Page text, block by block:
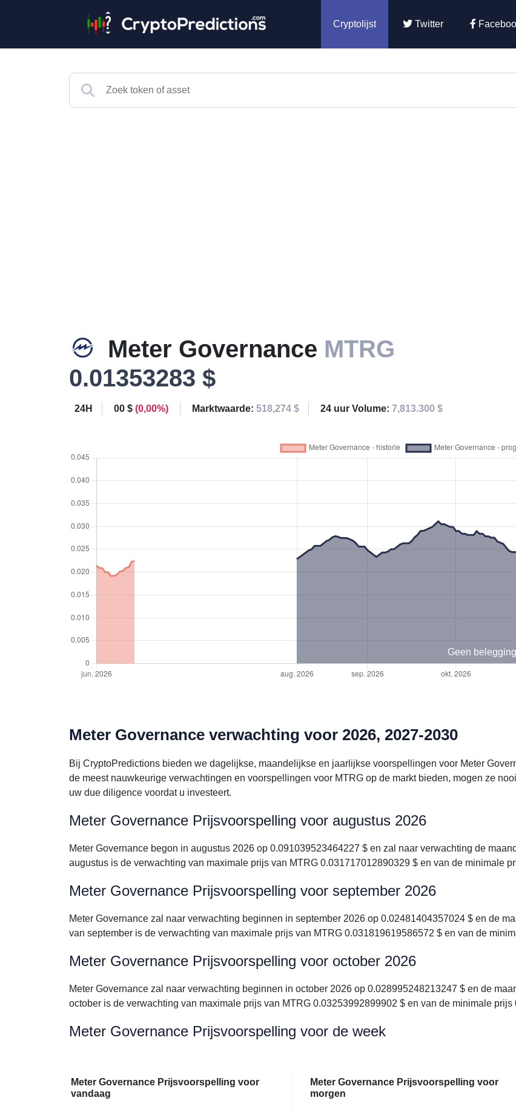
Cryptolijst Twitter
Meter Governance MTRG
0.01353283 $
24H 00 $ (0,00%) Marktwaarde: 518,274 $ 24 uur Volume: 7,813.300 $
Geen
Meter Governance verwachting voor 2026, 2027-2030
Bij CryptoPredictions bieden we dagelijkse, maandelijkse en jaarlijkse voorspellingen voor Meter
de meest nauwkeurige verwachtingen en voorspellingen voor MTRG op de markt bieden, mogen ze
uw due diligence voordat u investeert.
Meter Governance Prijsvoorspelling voor augustus 2026
Meter Governance begon in augustus 2026 op 0.091039523464227 $ en zal naar verwachting de
augustus is de verwachting van maximale prijs van MTRG 0.031717012890329 $ en van de minimale
Meter Governance Prijsvoorspelling voor september 2026
Meter Governance zal naar verwachting beginnen in september 2026 op 0.02481404357024 $ en de
van september is de verwachting van maximale prijs van MTRG 0.031819619586572 $ en van de
Meter Governance Prijsvoorspelling voor october 2026
Meter Governance zal naar verwachting beginnen in october 2026 op 0.028995248213247 $ en de
october is de verwachting van maximale prijs van MTRG 0.03253992899902 $ en van de minimale prijs
Meter Governance Prijsvoorspelling voor de week
Meter Governance Prijsvoorspelling voor
vandaag
Meter Governance Prijsvoorspelling voor
morgen